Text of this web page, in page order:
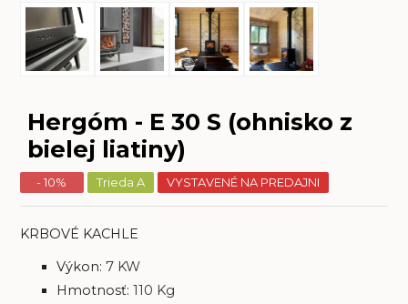
Hergóm - E 30 S (ohnisko z
bielej liatiny)
- 10% Trieda A VYSTAVENÉ NA PREDAJNI
KRBOVÉ KACHLE
Výkon: 7 KW
Hmotnosť: 110 Kg